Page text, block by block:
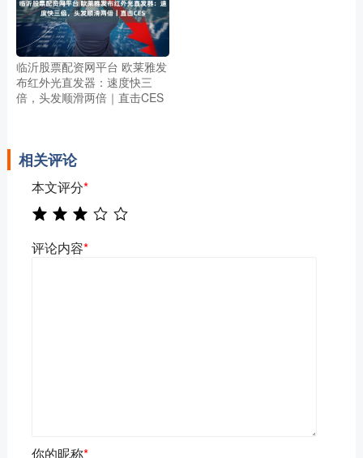
临沂股票配资网平台 欧莱雅发
布红外光直发器：速度快三
倍，头发顺滑两倍｜直击CES
相关评论
本文评分*
评论内容*
你的昵称*